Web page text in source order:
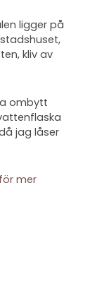
ligger på
kliv av
ombytt
jag låser
mer